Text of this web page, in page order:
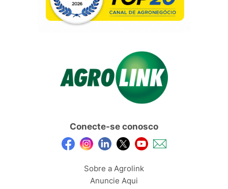
Conecte-se conosco
Sobre a Agrolink
Anuncie Aqui